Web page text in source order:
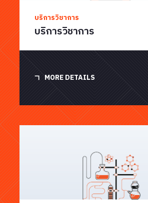
บริการวิชาการ
บริการวิชาการ
MORE DETAILS